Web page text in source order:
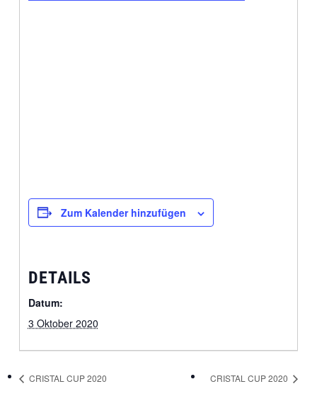
Zum Kalender hinzufügen
DETAILS
Datum:
3 Oktober 2020
CRISTAL CUP 2020 CRISTAL CUP 2020